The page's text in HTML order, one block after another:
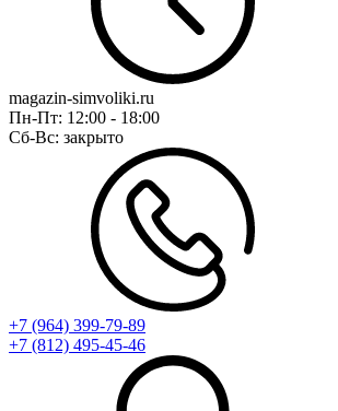
magazin-simvoliki.ru
Пн-Пт: 12:00 - 18:00
Сб-Вс: закрыто
+7 (964) 399-79-89
+7 (812) 495-45-46